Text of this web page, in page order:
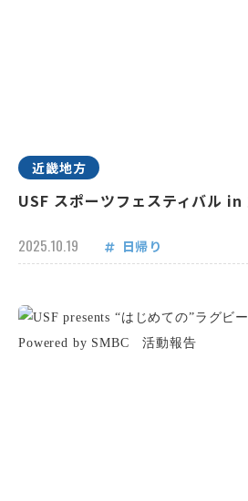
近畿地方
USF スポーツフェスティバル
2025.10.19 日帰り